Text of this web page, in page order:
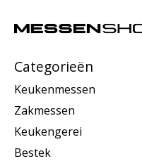
Categorieën
Keukenmessen
Zakmessen
Keukengerei
Bestek